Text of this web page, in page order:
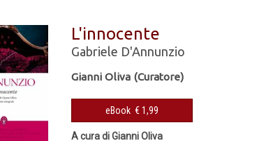
L'innocente
Gabriele D'Annunzio
Gianni Oliva (Curatore)
eBook € 1,99
A cura di Gianni Oliva